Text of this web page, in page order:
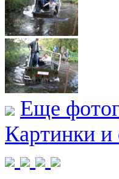
Еще
Картинки и